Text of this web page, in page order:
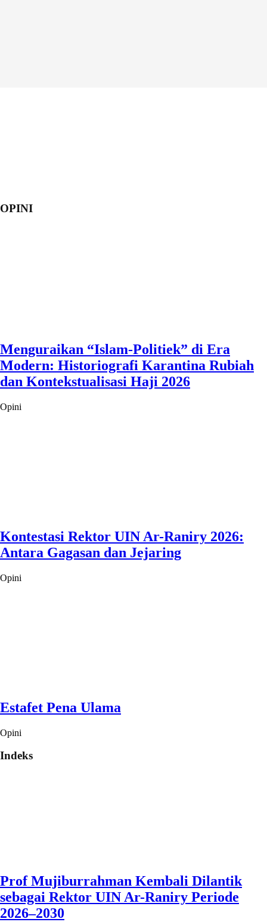
OPINI
Menguraikan “Islam-Politiek” di Era
Modern: Historiografi Karantina Rubiah
dan Kontekstualisasi Haji 2026
Opini
Kontestasi Rektor UIN Ar-Raniry 2026:
Antara Gagasan dan Jejaring
Opini
Estafet Pena Ulama
Opini
Indeks
Prof Mujiburrahman Kembali Dilantik
sebagai Rektor UIN Ar-Raniry Periode
2026–2030